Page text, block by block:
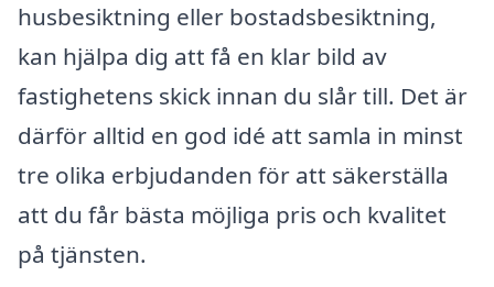
husbesiktning eller bostadsbesiktning,
kan hjälpa dig att få en klar bild av
fastighetens skick innan du slår till. Det är
därför alltid en god idé att samla in minst
tre olika erbjudanden för att säkerställa
att du får bästa möjliga pris och kvalitet
på tjänsten.